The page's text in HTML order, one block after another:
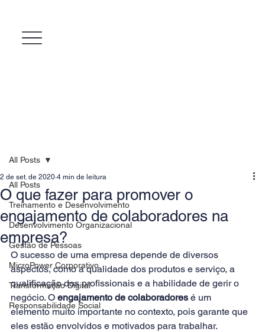
All Posts
Treinamento e Desenvolvimento
Desenvolvimento Organizacional
Gestão de Pessoas
MicroPower Corporativo
Transformação Digital
Responsabilidade Social
All Posts
O que fazer para promover o
engajamento de colaboradores na
empresa?
2 de set. de 2020 4 min de leitura
O sucesso de uma empresa depende de diversos
aspectos, como a qualidade dos produtos e serviço, a
qualificação dos profissionais e a habilidade de gerir o
negócio. O engajamento de colaboradores é um
elemento muito importante no contexto, pois garante que
eles estão envolvidos e motivados para trabalhar.